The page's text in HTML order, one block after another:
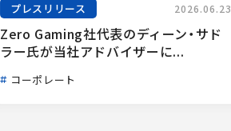
プレスリリース 2026.06.23
Zero Gaming社代表のディーン・サド
ラー氏が当社アドバイザーに...
コーポレート